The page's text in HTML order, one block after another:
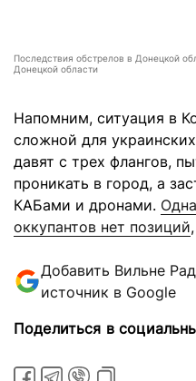
Последствия обстрелов в Донецкой
Донецкой области
Напомним, ситуация в
сложной для
давят с трех флангов,
проникать в город, а
КАБами и дронами.
оккупантов нет позиций
Добавить Вильне
источник в Google
Поделиться в